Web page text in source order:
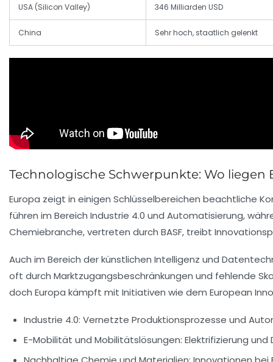
USA (Silicon Valley) 346 Milliarden USD
China Sehr hoch, staatlich gelenkt
Technologische Schwerpunkte: Wo
Europa zeigt in einigen Schlüsselbereichen beachtliche
führen im Bereich Industrie 4.0 und Automatisierung,
Chemiebranche, vertreten durch BASF, treibt
Auch im Bereich der künstlichen Intelligenz und
oft durch Marktzugangsbeschränkungen und fehlende
doch Europa kämpft mit Initiativen wie dem European
Industrie 4.0: Vernetzte Produktionsprozesse und
E-Mobilität und Mobilitätslösungen: Elektrifizierung und